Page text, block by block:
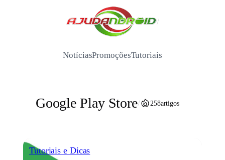
/
NotíciasPromoçõesTutoriais
Google Play Store/ 258artigos
Tutoriais e Dicas